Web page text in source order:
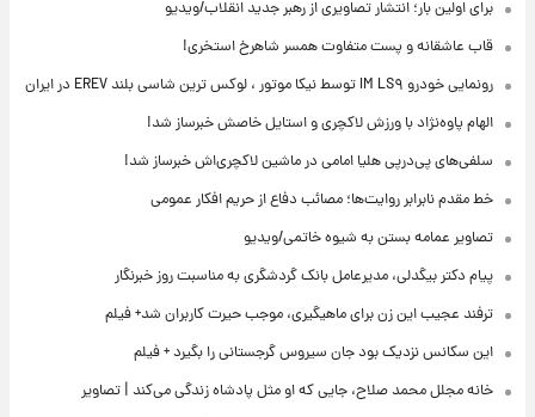
برای اولین بار؛ انتشار تصاویری از رهبر جدید انقلاب/ویدیو
قاب عاشقانه و پست متفاوت همسر شاهرخ استخری!
رونمایی خودرو IM LS۹ توسط نیکا موتور ، لوکس ترین شاسی بلند EREV در ایران
الهام پاوه‌نژاد با ورزش لاکچری و استایل خاصش خبرساز شد!
سلفی‌های پی‌درپی هلیا امامی در ماشین لاکچری‌اش خبرساز شد!
خط مقدم نابرابر روایت‌ها؛ مصائب دفاع از حریم افکار عمومی
تصاویر عمامه بستن به شیوه خاتمی/ویدیو
پیام دکتر بیگدلی، مدیرعامل بانک گردشگری به مناسبت روز خبرنگار
ترفند عجیب این زن برای ماهیگیری، موجب حیرت کاربران شد+ فیلم
این سکانس نزدیک بود جان سیروس گرجستانی را بگیرد + فیلم
خانه مجلل محمد صلاح، جایی که او مثل پادشاه زندگی می‌کند | تصاویر